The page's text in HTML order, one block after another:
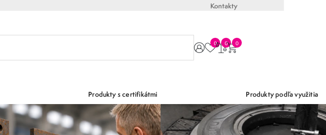
Kontakty
0 0 0
Produkty s certifikátmi Produkty podľa využitia